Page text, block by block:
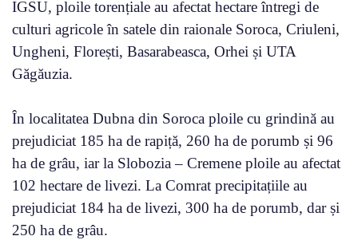
IGSU, ploile torențiale au afectat hectare întregi de
culturi agricole în satele din raionale Soroca, Criuleni,
Ungheni, Florești, Basarabeasca, Orhei și UTA
Găgăuzia.
În localitatea Dubna din Soroca ploile cu grindină au
prejudiciat 185 ha de rapiță, 260 ha de porumb și 96
ha de grâu, iar la Slobozia – Cremene ploile au afectat
102 hectare de livezi. La Comrat precipitațiile au
prejudiciat 184 ha de livezi, 300 ha de porumb, dar și
250 ha de grâu.